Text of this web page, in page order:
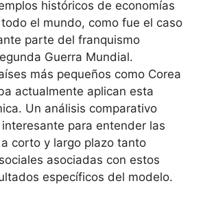
históricos de economías
el mundo, como fue el caso
parte del franquismo
Guerra Mundial.
más pequeños como Corea
actualmente aplican esta
Un análisis comparativo
para entender las
corto y largo plazo tanto
asociadas con estos
específicos del modelo.